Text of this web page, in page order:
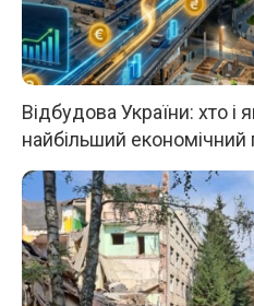
Відбудова України: хто і
найбільший